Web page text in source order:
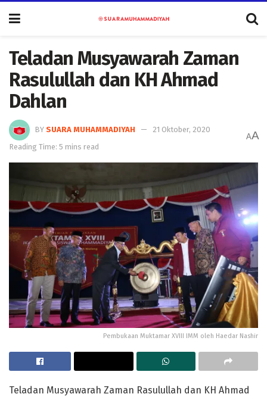
Teladan Musyawarah Zaman
Rasulullah dan KH Ahmad
Dahlan
BY SUARA MUHAMMADIYAH
21 Oktober, 2020
Reading Time: 5 mins read
AA
Pembukaan Muktamar XVIII IMM oleh Haedar Nashir
Teladan Musyawarah Zaman Rasulullah dan KH Ahmad